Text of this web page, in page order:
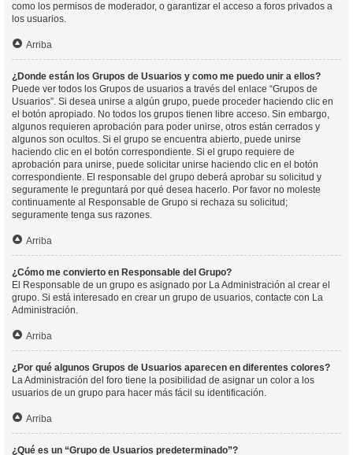
como los permisos de moderador, o garantizar el acceso a foros privados a
los usuarios.
Arriba
¿Donde están los Grupos de Usuarios y como me puedo unir a ellos?
Puede ver todos los Grupos de usuarios a través del enlace “Grupos de
Usuarios”. Si desea unirse a algún grupo, puede proceder haciendo clic en
el botón apropiado. No todos los grupos tienen libre acceso. Sin embargo,
algunos requieren aprobación para poder unirse, otros están cerrados y
algunos son ocultos. Si el grupo se encuentra abierto, puede unirse
haciendo clic en el botón correspondiente. Si el grupo requiere de
aprobación para unirse, puede solicitar unirse haciendo clic en el botón
correspondiente. El responsable del grupo deberá aprobar su solicitud y
seguramente le preguntará por qué desea hacerlo. Por favor no moleste
continuamente al Responsable de Grupo si rechaza su solicitud;
seguramente tenga sus razones.
Arriba
¿Cómo me convierto en Responsable del Grupo?
El Responsable de un grupo es asignado por La Administración al crear el
grupo. Si está interesado en crear un grupo de usuarios, contacte con La
Administración.
Arriba
¿Por qué algunos Grupos de Usuarios aparecen en diferentes colores?
La Administración del foro tiene la posibilidad de asignar un color a los
usuarios de un grupo para hacer más fácil su identificación.
Arriba
¿Qué es un “Grupo de Usuarios predeterminado”?